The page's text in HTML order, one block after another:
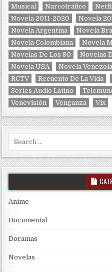
Musical Narcotráfico
Novela 2011-2020
Novela
Novela Argentina
Novela
Novela Colombiana
Novela
Novelas De Los 80
Novelas
Novela USA
Novela
RCTV
Recuento De La Vida
Series Audio Latino
Venevisión
Venganza Vix
Anime
Documental
Doramas
Novelas